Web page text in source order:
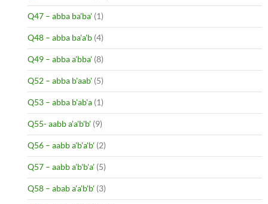
Q47 – abba ba'ba' (1)
Q48 – abba ba'a'b (4)
Q49 – abba a'bba' (8)
Q52 – abba b'aab' (5)
Q53 – abba b'ab'a (1)
Q55- aabb a'a'b'b' (9)
Q56 – aabb a'b'a'b' (2)
Q57 – aabb a'b'b'a' (5)
Q58 – abab a'a'b'b' (3)